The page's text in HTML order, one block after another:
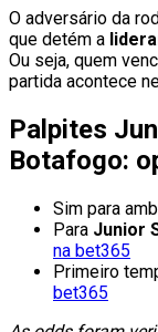
O adversário da
que detém a
Ou seja, quem
partida acontece
Palpites
Botafogo:
Sim para
Para Junior
na bet365
Primeiro
bet365